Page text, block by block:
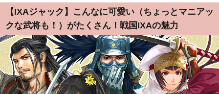
【IXAジャック】こんなに可愛い（ちょっとマニアッ
クな武将も！）がたくさん！戦国IXAの魅力